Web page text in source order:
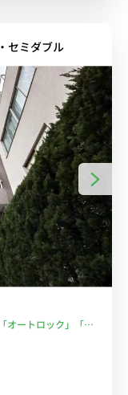
セミダブル
ートロック」「室